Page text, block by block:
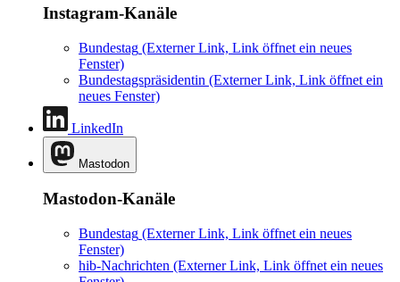
Instagram-Kanäle
Bundestag (Externer Link, Link öffnet ein neues
Fenster)
Bundestagspräsidentin (Externer Link, Link öffnet ein
neues Fenster)
LinkedIn
Mastodon
Mastodon-Kanäle
Bundestag (Externer Link, Link öffnet ein neues
Fenster)
hib-Nachrichten (Externer Link, Link öffnet ein neues